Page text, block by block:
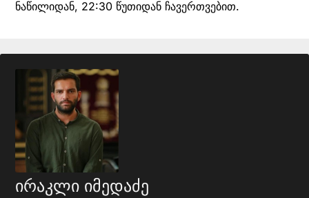
ნაწილიდან, 22:30 წუთიდან ჩავერთვებით.
ირაკლი იმედაძე